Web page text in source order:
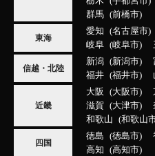
群馬
前橋市
東海
愛知 名古屋市
岐阜
岐阜市
信越・北陸
新潟 新潟市
福井
福井市
近畿
大阪 大阪市
滋賀
大津市
和歌山
和歌山
四国
徳島 徳島市
高知
高知市